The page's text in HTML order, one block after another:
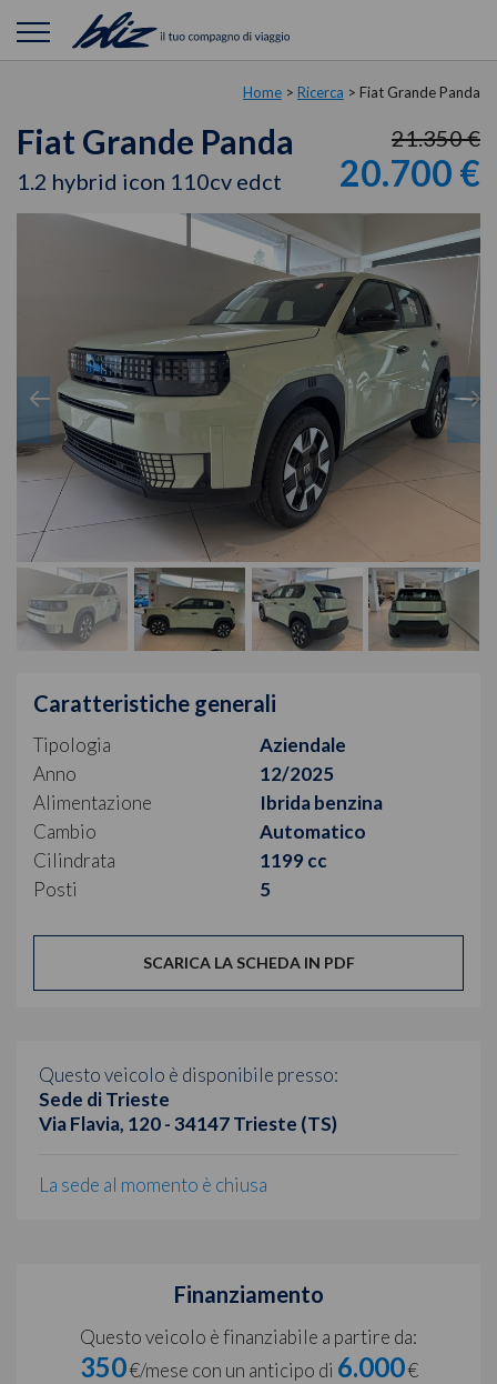
Home > Ricerca > Fiat Grande Panda
Fiat Grande Panda
1.2 hybrid icon 110cv edct
21.350 €
20.700 €
Caratteristiche generali
Tipologia
Aziendale
Anno
12/2025
Alimentazione
Ibrida benzina
Cambio
Automatico
Cilindrata
1199 cc
Posti
5
SCARICA LA SCHEDA IN PDF
Questo veicolo è disponibile presso:
Sede di Trieste
Via Flavia, 120 - 34147 Trieste (TS)
La sede al momento è chiusa
Finanziamento
Questo veicolo è finanziabile a partire da:
350€/mese con un anticipo di 6.000€